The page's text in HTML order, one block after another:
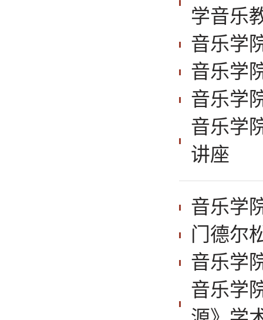
学音乐
音乐学
音乐学
音乐学
音乐学
讲座
音乐学
门德尔
音乐学
音乐学